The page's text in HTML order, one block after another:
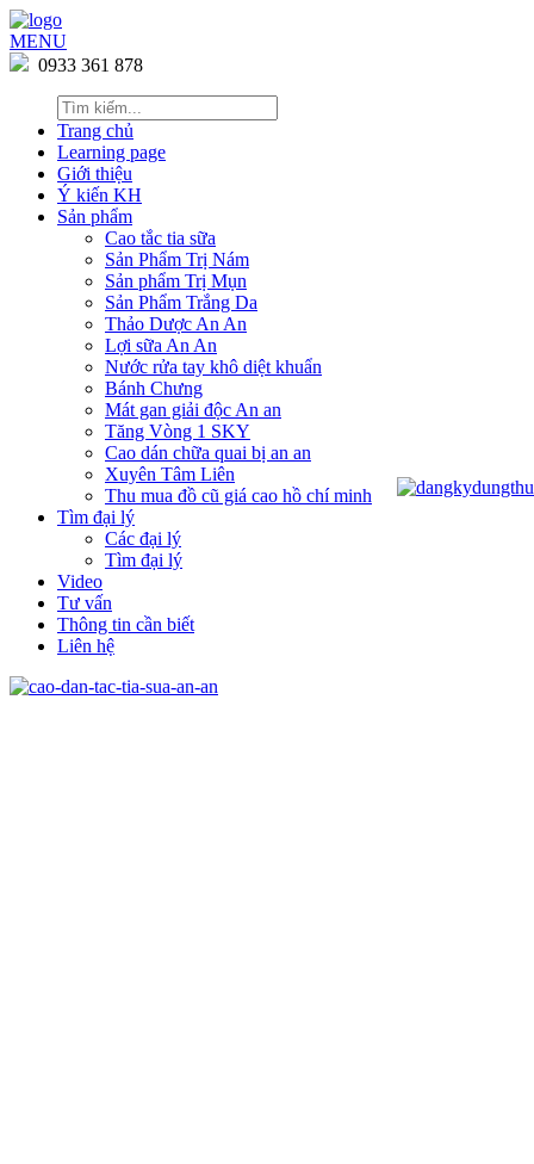
MENU
0933 361 878
Trang chủ
Learning page
Giới thiệu
Ý kiến KH
Sản phẩm
Cao tắc tia sữa
Sản Phẩm Trị Nám
Sản phẩm Trị Mụn
Sản Phẩm Trắng Da
Thảo Dược An An
Lợi sữa An An
Nước rửa tay khô diệt khuẩn
Bánh Chưng
Mát gan giải độc An an
Tăng Vòng 1 SKY
Cao dán chữa quai bị an an
Xuyên Tâm Liên
Thu mua đồ cũ giá cao hồ chí minh
Tìm đại lý
Các đại lý
Tìm đại lý
Video
Tư vấn
Thông tin cần biết
Liên hệ